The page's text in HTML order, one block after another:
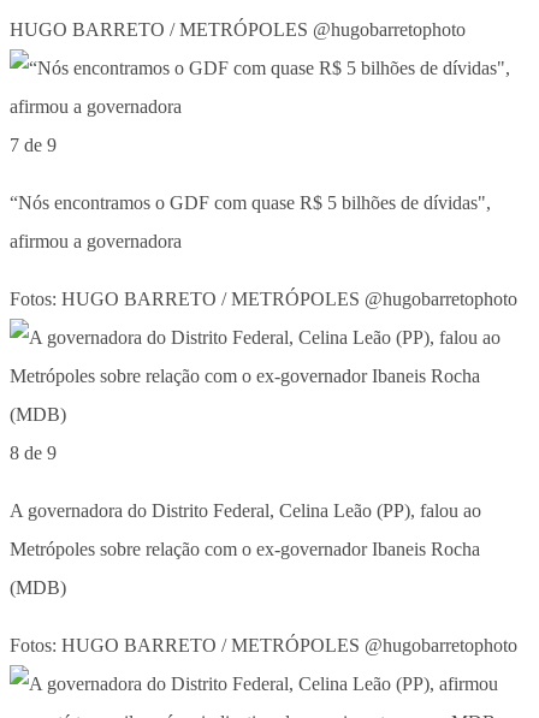
HUGO BARRETO / METRÓPOLES @hugobarretophoto
7 de 9
“Nós encontramos o GDF com quase R$ 5 bilhões de dívidas",
afirmou a governadora
Fotos: HUGO BARRETO / METRÓPOLES @hugobarretophoto
8 de 9
A governadora do Distrito Federal, Celina Leão (PP), falou ao
Metrópoles sobre relação com o ex-governador Ibaneis Rocha
(MDB)
Fotos: HUGO BARRETO / METRÓPOLES @hugobarretophoto